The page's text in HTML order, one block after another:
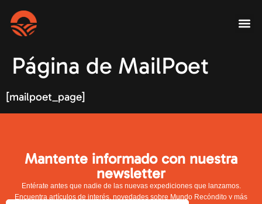
Página de MailPoet
[mailpoet_page]
Mantente informado con nuestra
newsletter
Entérate antes que nadie de las nuevas expediciones que lanzamos.
Encuentra artículos de interés, novedades sobre Mundo Recóndito y más